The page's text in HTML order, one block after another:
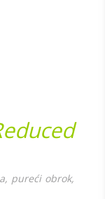
pureći obrok,